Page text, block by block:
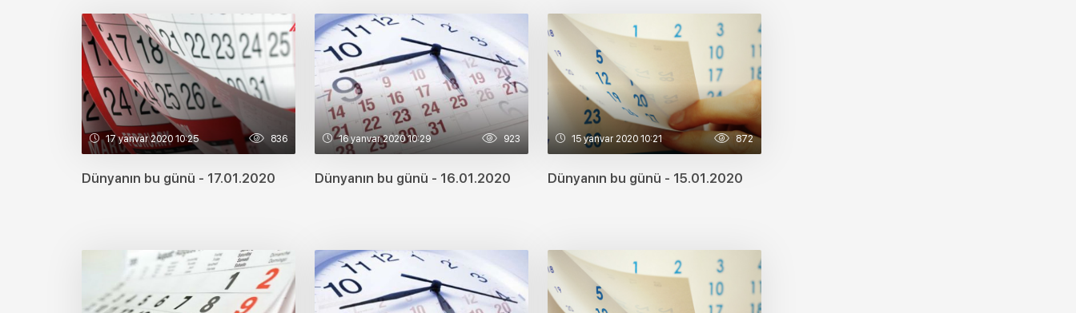
17 yanvar 2020 10:25 836
Dünyanın bu günü - 17.01.2020
16 yanvar 2020 10:29 923
Dünyanın bu günü - 16.01.2020
15 yanvar 2020 10:21 872
Dünyanın bu günü - 15.01.2020